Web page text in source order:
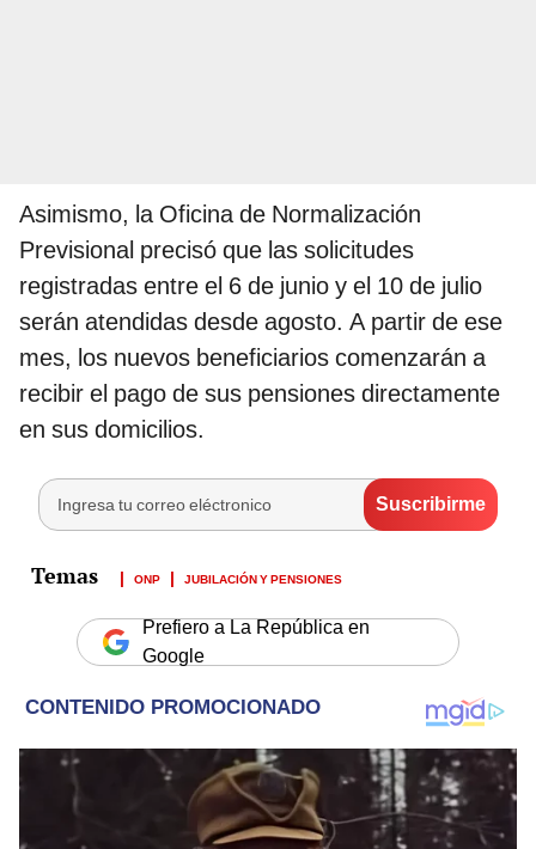
Asimismo, la Oficina de Normalización
Previsional precisó que las solicitudes
registradas entre el 6 de junio y el 10 de julio
serán atendidas desde agosto. A partir de ese
mes, los nuevos beneficiarios comenzarán a
recibir el pago de sus pensiones directamente
en sus domicilios.
ONP JUBILACIÓN Y PENSIONES
Prefiero a La República en
Google